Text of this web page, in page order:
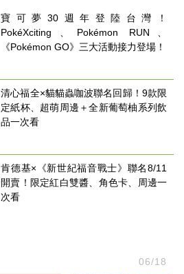
寶可夢30週年登陸台灣！
PokéXciting、Pokémon RUN、
《Pokémon GO》三大活動接力登場！
清心福全×貓貓蟲咖波聯名回歸！9款限
定紙杯、超萌周邊＋全新葡萄柚系列飲
品一次看
肯德基×《新世紀福音戰士》聯名8/11
開賣！限定紅白雙醬、角色卡、周邊一
次看
06/18